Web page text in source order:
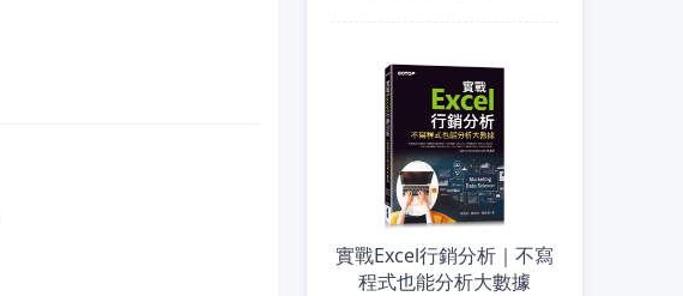
實戰Excel行銷分析｜不寫
程式也能分析大數據